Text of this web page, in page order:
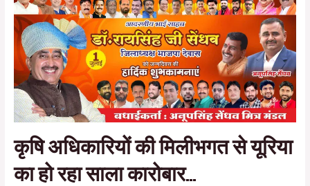
कृषि अधिकारियों की मिलीभगत से यूरिया
का हो रहा साला कारोबार…